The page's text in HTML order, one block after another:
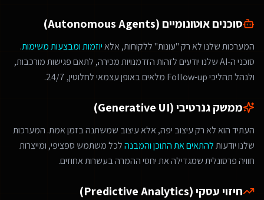
סוכנים אוטונומיים (Autonomous Agents)
המערכות שלנו לא רק "עונות" ללקוחות, אלאיוזמות ומבצעות משימות.
סוכני ה-AI שלנו יודעים לזהות הזדמנויות מכירה, לתאם פגישות מורכבות,
ולנהל תהליכי Follow-up מלאים באופן עצמאי לחלוטין, 24/7.
ממשק גנרטיבי (Generative UI)
העתיד הוא לא רק עיצוב יפה, אלא עיצוב שמשתנה בזמן אמת. המערכות
שלנו יודעותלהתאים את התוכן והמבנהלכל משתמש ספציפי, ומייצרות
חוויה פרסונלית שמגדילה את יחסי ההמרה בעשרות אחוזים.
חיזוי עסקי (Predictive Analytics)